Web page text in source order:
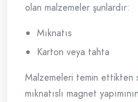
olan malzemeler şunlardır:
Mıknatıs
Karton veya tahta
Malzemeleri temin ettikten
mıknatıslı magnet